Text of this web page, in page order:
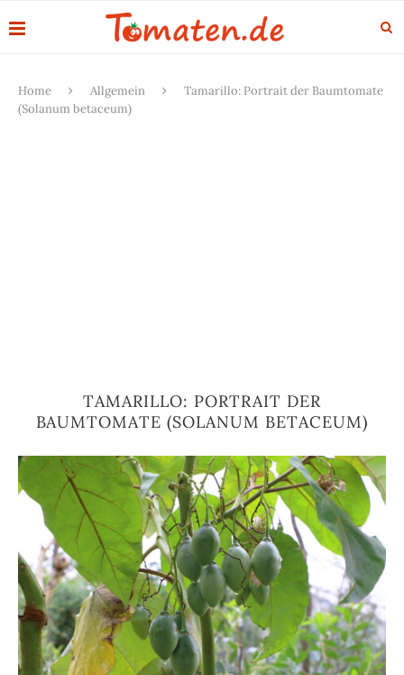
Home Allgemein
Tamarillo: Portrait der Baumtomate
(Solanum betaceum)
TAMARILLO: PORTRAIT DER
BAUMTOMATE (SOLANUM BETACEUM)